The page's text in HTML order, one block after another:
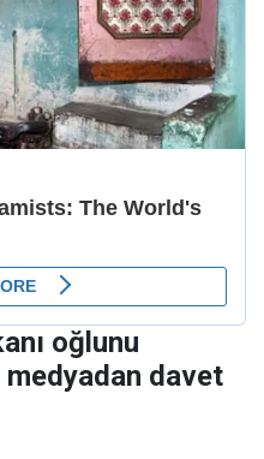
oğlunu
davet